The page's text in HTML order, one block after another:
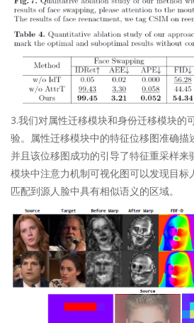
3.我们对属性迁移模块和身份迁移模块的
验。属性迁移模块中的特征位移图准确描
并且该位移图成功的引导了特征重采样来
模块中注意力机制可视化图可以发现目标
匹配到源人脸中具有相似语义的区域。